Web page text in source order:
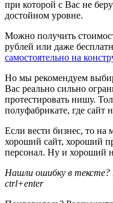
при которой с Вас не
достойном уровне.
Можно получить
рублей или даже
самостоятельно на
Но мы рекомендуем
Вас реально сильно
протестировать нишу.
полуфабрикате, где сайт
Если вести бизнес, то
хороший сайт, хороший
персонал. Ну и хороший
Нашли ошибку в
ctrl+enter